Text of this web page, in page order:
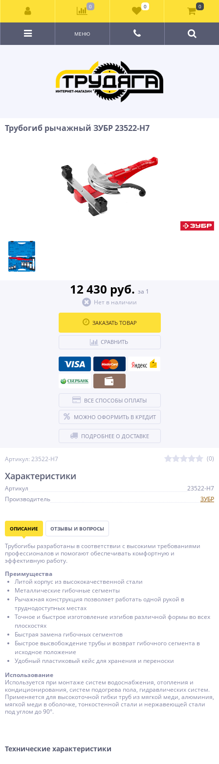
МЕНЮ
Трубогиб рычажный ЗУБР 23522-H7
Артикул: 23522-H7 (0)
12 430 руб. за 1
Нет в наличии
ЗАКАЗАТЬ ТОВАР
СРАВНИТЬ
ВСЕ СПОСОБЫ ОПЛАТЫ
МОЖНО ОФОРМИТЬ В КРЕДИТ
ПОДРОБНЕЕ О ДОСТАВКЕ
Характеристики
Артикул
23522-H7
Производитель
ЗУБР
ОПИСАНИЕ ОТЗЫВЫ И ВОПРОСЫ
Трубогибы разработаны в соответствии с высокими требованиями
профессионалов и помогают обеспечивать комфортную и
эффективную работу.
Преимущества
Литой корпус из высококачественной стали
Металлические гибочные сегменты
Рычажная конструкция позволяет работать одной рукой в
труднодоступных местах
Точное и быстрое изготовление изгибов различной формы во всех
плоскостях
Быстрая замена гибочных сегментов
Быстрое высвобождение трубы и возврат гибочного сегмента в
исходное положение
Удобный пластиковый кейс для хранения и переноски
Использование
Используется при монтаже систем водоснабжения, отопления и
кондиционирования, систем подогрева пола, гидравлических систем.
Применяется для высокоточной гибки труб из мягкой меди, алюминия,
мягкой меди в оболочке, тонкостенной стали и нержавеющей стали
под углом до 90°.
Технические характеристики
0 0 0